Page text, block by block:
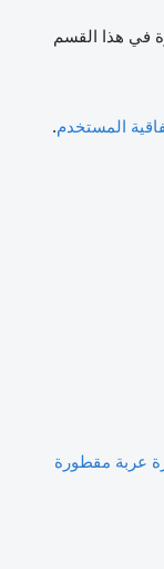
في هذا القسم
المستخدم.
عربة مقطورة